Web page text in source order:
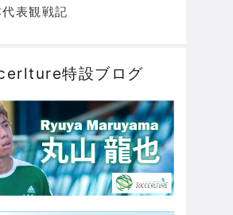
代表観戦記
特設ブログ